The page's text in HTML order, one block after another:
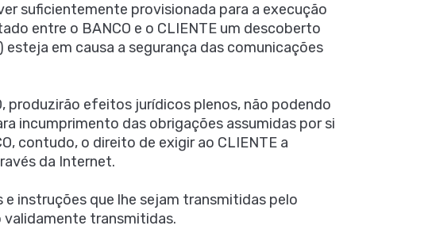
suficientemente provisionada para a execução
entre o BANCO e o CLIENTE um descoberto
em causa a segurança das comunicações
produzirão efeitos jurídicos plenos, não podendo
incumprimento das obrigações assumidas por si
contudo, o direito de exigir ao CLIENTE a
da Internet.
e instruções que lhe sejam transmitidas pelo
validamente transmitidas.